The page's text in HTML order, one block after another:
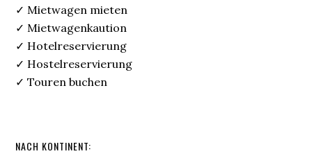
✓ Mietwagen mieten
✓ Mietwagenkaution
✓ Hotelreservierung
✓ Hostelreservierung
✓ Touren buchen
NACH KONTINENT: